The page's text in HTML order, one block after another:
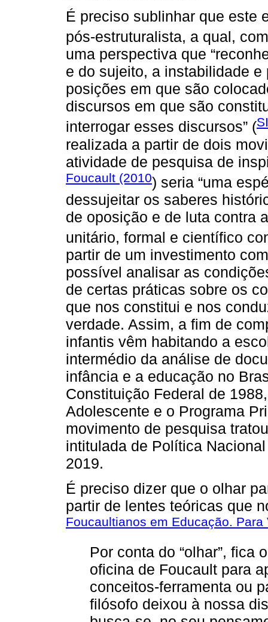
É preciso sublinhar que este
pós-estruturalista, a qual,
uma perspectiva que
e do sujeito, a instabilidade
posições em que são
discursos em que são
interrogar esses discursos” (
realizada a partir de dois
atividade de pesquisa de
Foucault (2010) seria “uma
dessujeitar os saberes
de oposição e de luta contra
unitário, formal e científico
partir de um investimento
possível analisar as
de certas práticas sobre os
que nos constitui e nos
verdade. Assim, a fim de
infantis vêm habitando a
intermédio da análise de
infância e a educação no
Constituição Federal de
Adolescente e o Programa
movimento de pesquisa
intitulada de Política
2019.
É preciso dizer que o olhar
partir de lentes teóricas que
Foucaultianos em Educação. Para
Por conta do “olhar”, fica
oficina de Foucault para
conceitos-ferramenta ou
filósofo deixou à nossa